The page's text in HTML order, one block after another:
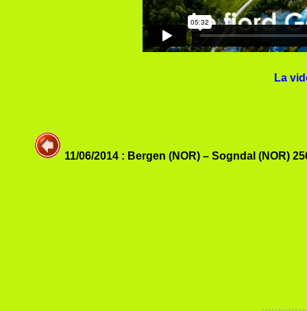
La
11/06/2014 : Bergen (NOR) – Sogndal (NOR)